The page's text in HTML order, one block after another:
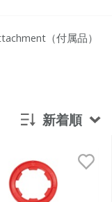
（付属品）
新着順
順